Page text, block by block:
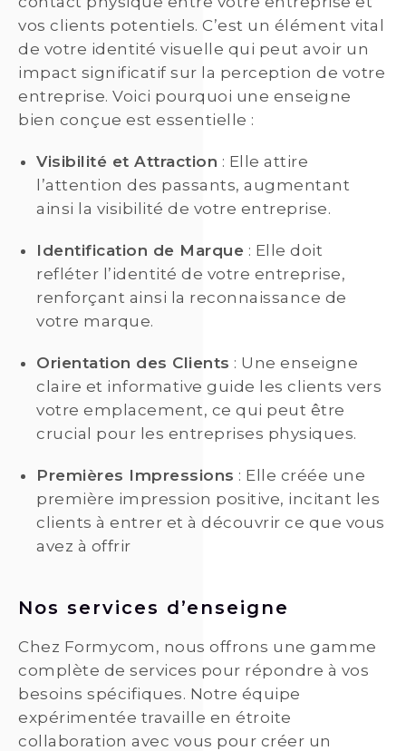
vos clients potentiels. C’est un élément vital
de votre identité visuelle qui peut avoir un
impact significatif sur la perception de votre
entreprise. Voici pourquoi une enseigne
bien conçue est essentielle :
Visibilité et Attraction : Elle attire
l’attention des passants, augmentant
ainsi la visibilité de votre entreprise.
Identification de Marque : Elle doit
refléter l’identité de votre entreprise,
renforçant ainsi la reconnaissance de
votre marque.
Orientation des Clients : Une enseigne
claire et informative guide les clients vers
votre emplacement, ce qui peut être
crucial pour les entreprises physiques.
Premières Impressions : Elle créée une
première impression positive, incitant les
clients à entrer et à découvrir ce que vous
avez à offrir
Nos services d’enseigne
Chez Formycom, nous offrons une gamme
complète de services pour répondre à vos
besoins spécifiques. Notre équipe
expérimentée travaille en étroite
collaboration avec vous pour créer un